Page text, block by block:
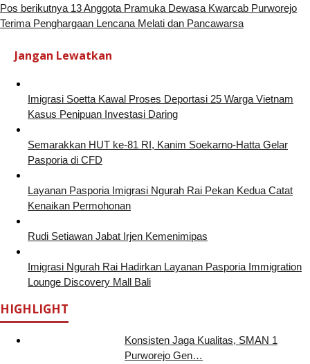
Pos berikutnya 13 Anggota Pramuka Dewasa Kwarcab Purworejo
Terima Penghargaan Lencana Melati dan Pancawarsa
Jangan Lewatkan
Imigrasi Soetta Kawal Proses Deportasi 25 Warga Vietnam
Kasus Penipuan Investasi Daring
Semarakkan HUT ke-81 RI, Kanim Soekarno-Hatta Gelar
Pasporia di CFD
Layanan Pasporia Imigrasi Ngurah Rai Pekan Kedua Catat
Kenaikan Permohonan
Rudi Setiawan Jabat Irjen Kemenimipas
Imigrasi Ngurah Rai Hadirkan Layanan Pasporia Immigration
Lounge Discovery Mall Bali
HIGHLIGHT
Konsisten Jaga Kualitas, SMAN 1
Purworejo Gen…